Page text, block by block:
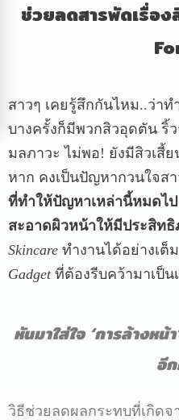
ช่วยลดสารพัดเรื่อง
สาวๆ เคยรู้สึกกันไหม..ว่าท
บางครั้งก็มีพวกสิวอุดตัน ริ้
มลภาวะ ไม่พอ! ยังมีสิวเสี้
หาก คงเป็นปัญหากวนใจสา
ที่ทำให้ปัญหาเหล่านี้หมดไป
สะอาดผิวหน้าให้มีประสิท
Skincare ทำงานได้อย่างเต็
Gadget ที่ต้องรีบคว้ามาเป็น
หันมาใส่ใจ‘การล้างหน้า
อี
วิธีช่วยลดผลกระทบที่เกิดจ